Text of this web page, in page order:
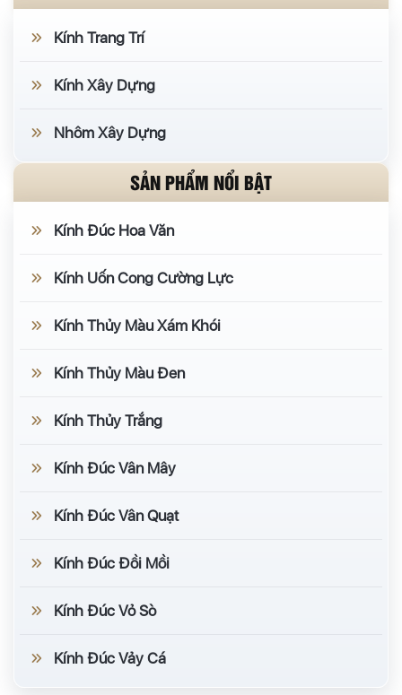
Kính Trang Trí
Kính Xây Dựng
Nhôm Xây Dựng
SẢN PHẨM NỔI BẬT
Kính Đúc Hoa Văn
Kính Uốn Cong Cường Lực
Kính Thủy Màu Xám Khói
Kính Thủy Màu Đen
Kính Thủy Trắng
Kính Đúc Vân Mây
Kính Đúc Vân Quạt
Kính Đúc Đồi Mồi
Kính Đúc Vỏ Sò
Kính Đúc Vảy Cá